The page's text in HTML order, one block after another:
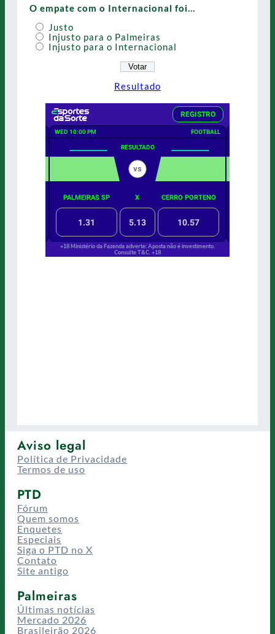
O empate com o Internacional foi…
Justo
Injusto para o Palmeiras
Injusto para o Internacional
Resultado
Aviso legal
Política de Privacidade
Termos de uso
PTD
Fórum
Quem somos
Enquetes
Especiais
Siga o PTD no X
Contato
Site antigo
Palmeiras
Últimas notícias
Mercado 2026
Brasileirão 2026